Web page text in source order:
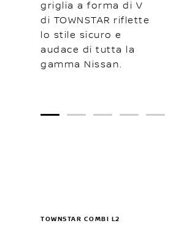
griglia a forma di V
di TOWNSTAR riflette
lo stile sicuro e
audace di tutta la
gamma Nissan.
1 2 3 4 5
TOWNSTAR COMBI L2